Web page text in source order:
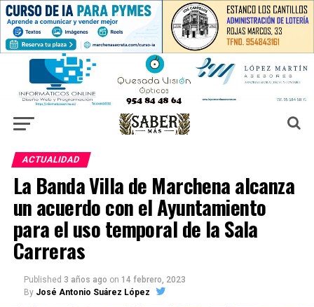
ACTUALIDAD
La Banda Villa de Marchena alcanza
un acuerdo con el Ayuntamiento
para el uso temporal de la Sala
Carreras
Published 3 años ago on 14 febrero, 2023
By José Antonio Suárez López